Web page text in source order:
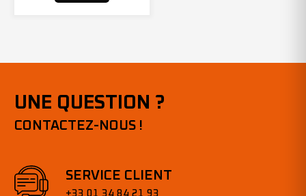
UNE QUESTION ?
CONTACTEZ-NOUS !
SERVICE CLIENT
+33 01 34 84 21 93